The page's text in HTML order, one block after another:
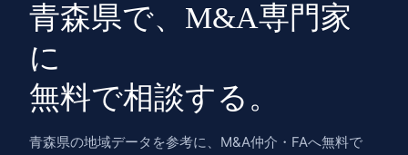
青森県で、M&A専門家
に
無料で相談する。
青森県の地域データを参考に、M&A仲介・FAへ無料で